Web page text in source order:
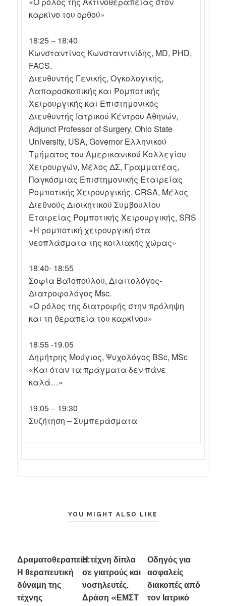
καρκίνο του ορθού»
18:25 – 18:40
Κωνσταντίνος Κωνσταντινίδης, MD, PHD,
FACS.
Διευθυντής Γενικής, Ογκολογικής,
Λαπαροσκοπικής και Ρομποτικής
Χειρουργικής και Επιστημονικός
Διευθυντής Ιατρικού Κέντρου Αθηνών,
Adjunct Professor of Surgery, Ohio State
University, USA, Governor Ελληνικού
Τμήματος του Αμερικανικού Κολλεγίου
Χειρουργών, Μέλος ΔΣ, Γραμματέας,
Παγκόσμιας Επιστημονικής Εταιρείας
Ρομποτικής Χειρουργικής, CRSA, Μέλος
Διεθνούς Διοικητικού Συμβουλίου
Εταιρείας Ρομποτικής Χειρουργικής, SRS
«Η ρομποτική χειρουργική στα
νεοπλάσματα της κοιλιακής χώρας»
18:40- 18:55
Σοφία Βαϊοπούλου, Διαιτολόγος-
Διατροφολόγος Msc.
«Ο ρόλος της διατροφής στην πρόληψη
και τη θεραπεία του καρκίνου»
18.55 -19.05
Δημήτρης Μούγιος, Ψυχολόγος BSc, MSc
«Και όταν τα πράγματα δεν πάνε
καλά…»
19.05 – 19:30
Συζήτηση – Συμπεράσματα
YOU MIGHT ALSO LIKE
Δραματοθεραπεία:
Η θεραπευτική
δύναμη της
τέχνης
Η τέχνη δίπλα
σε γιατρούς και
νοσηλευτές.
Δράση «ΕΜΣΤ
Οδηγός για
ασφαλείς
διακοπές από
τον Ιατρικό